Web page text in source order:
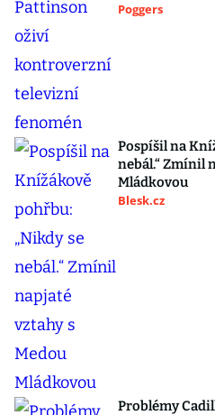
Poggers
Pospíšil na
nebál.“ Zmínil
Mládkovou
Blesk.cz
Problémy